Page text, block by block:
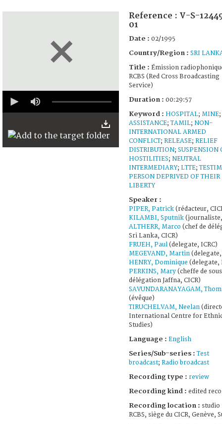
seconds
53
Reference : V-S-
01
Date : 02/1995
Country/Region : SRI
Title : Émission
RCBS (Red Cross Broadcasting
Service)
Duration : 00:29:57
Keyword : HOSPITAL; MINE;
ASSISTANCE;TAMIL; NON-
INTERNATIONAL ARMED
CONFLICT; RELEASE; RELIEF
DISTRIBUTION; SUSPENSION
HOSTILITIES; NEUTRAL
INTERMEDIARY; LTTE;
PERSON DEPRIVED OF THEIR
LIBERTY
Speaker :
PIPER, Patrick(rédacteur,
KILAMBI, Sputnik
ALTHERR, Marco (chef de
Sri Lanka, CICR)
FRUEH, Paul(delegate, ICRC)
MEGEVAND, Martin(delegate,
HENRY, Dominique (delegate,
PERKINS, Mary(cheffe de
délégation Jaffna, CICR)
SAVUNDARANAYAGAM,
(évêque)
TIRUCHELVAM, Neelan
International Centre for
Studies)
Language : English
Series/Sub-series :Test
broadcast; Radio broadcast
Recording type : review
Recording kind : edited
Recording location : studio
RCBS, siège du CICR, Genève,